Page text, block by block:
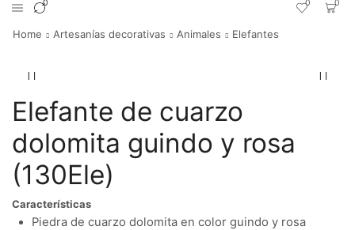
0 0 0
Home Artesanías decorativas Animales Elefantes
Elefante de cuarzo
dolomita guindo y rosa
(130Ele)
Características
Piedra de cuarzo dolomita en color guindo y rosa